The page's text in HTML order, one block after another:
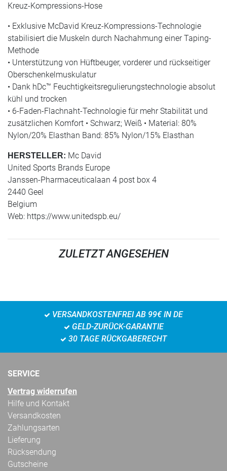
Kreuz-Kompressions-Hose
• Exklusive McDavid Kreuz-Kompressions-Technologie
stabilisiert die Muskeln durch Nachahmung einer Taping-
Methode
• Unterstützung von Hüftbeuger, vorderer und rückseitiger
Oberschenkelmuskulatur
• Dank hDc™ Feuchtigkeitsregulierungstechnologie absolut
kühl und trocken
• 6-Faden-Flachnaht-Technologie für mehr Stabilität und
zusätzlichen Komfort • Schwarz; Weiß • Material: 80%
Nylon/20% Elasthan Band: 85% Nylon/15% Elasthan
HERSTELLER: Mc David
United Sports Brands Europe
Janssen-Pharmaceuticalaan 4 post box 4
2440 Geel
Belgium
Web: https://www.unitedspb.eu/
ZULETZT ANGESEHEN
VERSANDKOSTENFREI AB 99€ IN DE
GELD-ZURÜCK-GARANTIE
30 TAGE RÜCKGABERECHT
SERVICE
Vertrag widerrufen
Hilfe und Kontakt
Versandkosten
Zahlungsarten
Lieferung
Rücksendung
Gutscheine